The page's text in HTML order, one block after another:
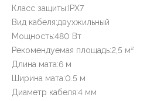
Класс защиты:IPХ7
Вид кабеля:двухжильный
Мощность:480 Вт
Рекомендуемая площадь:2,5 м²
Длина мата:6 м
Ширина мата:0.5 м
Диаметр кабеля:4 мм